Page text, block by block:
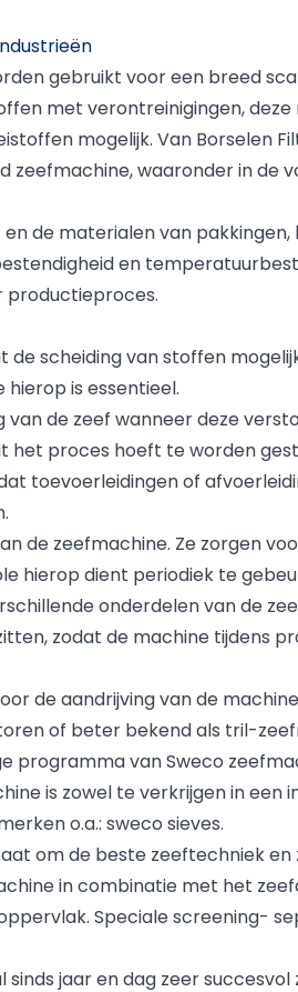
gebruikt voor een breed
met verontreinigingen,
mogelijk. Van Borselen
waaronder in de
de materialen van pakkingen,
en
productieproces.
de scheiding van stoffen
is essentieel.
van de zeef wanneer deze
het proces hoeft te worden
toevoerleidingen of
de zeefmachine. Ze zorgen
hierop dient periodiek te
onderdelen van de
zodat de machine tijdens
de aandrijving van de
of beter bekend als tril-
programma van Sweco
is zowel te verkrijgen in
o.a.: sweco sieves.
om de beste zeeftechniek
in combinatie met het
Speciale screening-
sinds jaar en dag zeer